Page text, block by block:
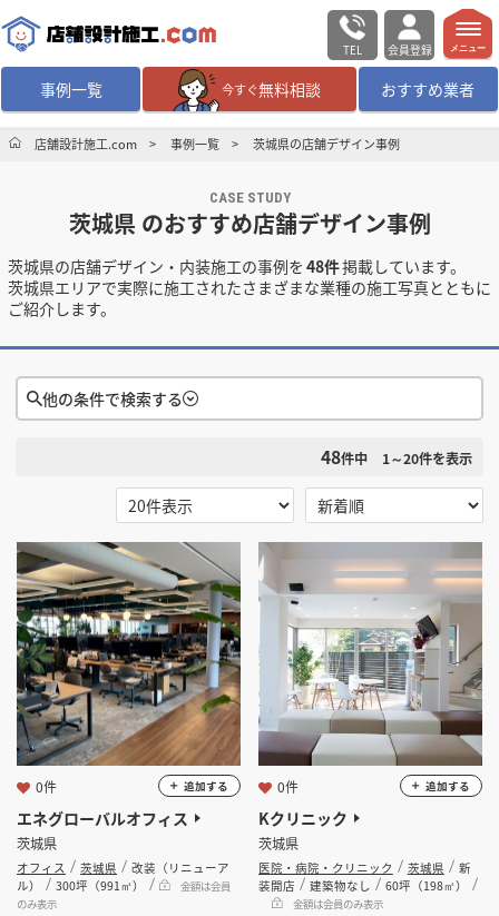
TEL 会員登録
事例一覧 今すぐ無料相談 おすすめ業者
無料相談 ログイン／会員登録
デザイン設計・施工 業者を探す
店舗・商業施設の施工事例を探す
店舗設計施工.comとは
掲載希望のデザイン設計・施工会社様へ
店舗開業・改装をご検討中の方へ
メニュー
店舗設計施工.com 事例一覧 茨城県の店舗デザイン事例
CASE STUDY
茨城県 のおすすめ店舗デザイン事例
茨城県の店舗デザイン・内装施工の事例を48件掲載しています。
茨城県エリアで実際に施工されたさまざまな業種の施工写真とともに
ご紹介します。
他の条件で検索する
検索条件をクリア
茨城県
業種 選択する
設計・施工範囲 選択する
設計施工会社 選択する
金額
会員ログインすると検索できます。
48件中 1～20件を表示
エネグローバルオフィス
茨城県
オフィス 茨城県
改装（リニューア
ル）
300坪（991㎡）
金額は会員
のみ表示
0件 追加する
Kクリニック
茨城県
医院・病院・クリニック 茨城県
新
装開店
建築物なし 60坪（198㎡）
金額は会員のみ表示
0件 追加する